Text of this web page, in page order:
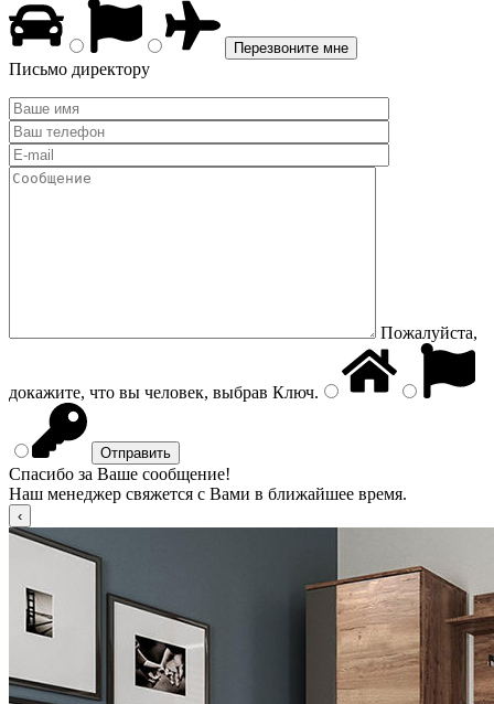
Письмо директору
Пожалуйста,
докажите, что вы человек, выбрав Ключ.
Спасибо за Ваше сообщение!
Наш менеджер свяжется с Вами в ближайшее время.